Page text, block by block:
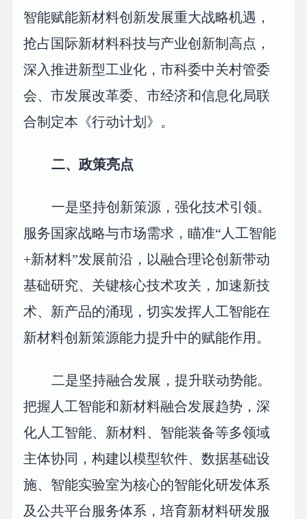
智能赋能新材料创新发展重大战略机遇，
抢占国际新材料科技与产业创新制高点，
深入推进新型工业化，市科委中关村管委
会、市发展改革委、市经济和信息化局联
合制定本《行动计划》。
二、政策亮点
一是坚持创新策源，强化技术引领。
服务国家战略与市场需求，瞄准“人工智能
+新材料”发展前沿，以融合理论创新带动
基础研究、关键核心技术攻关，加速新技
术、新产品的涌现，切实发挥人工智能在
新材料创新策源能力提升中的赋能作用。
二是坚持融合发展，提升联动势能。
把握人工智能和新材料融合发展趋势，深
化人工智能、新材料、智能装备等多领域
主体协同，构建以模型软件、数据基础设
施、智能实验室为核心的智能化研发体系
及公共平台服务体系，培育新材料研发服